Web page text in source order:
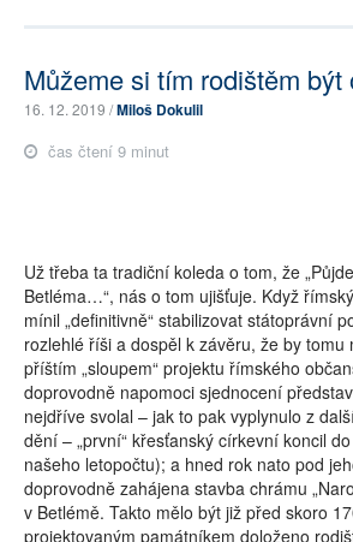
Můžeme si tím rodištěm být
16. 12. 2019 /Miloš Dokulil
čas čtení 9 minut
Už třeba ta tradiční koleda o tom, že
Betléma…“, nás o tom ujišťuje. Když
mínil „definitivně“ stabilizovat státoprávní
rozlehlé říši a dospěl k závěru, že by tomu
příštím „sloupem“ projektu římského
doprovodně napomoci sjednocení
nejdříve svolal – jak to pak vyplynulo z
dění – „první“ křesťanský církevní koncil
našeho letopočtu); a hned rok nato pod
doprovodně zahájena stavba chrámu
v Betlémě. Takto mělo být již před skoro
projektovaným památníkem doloženo